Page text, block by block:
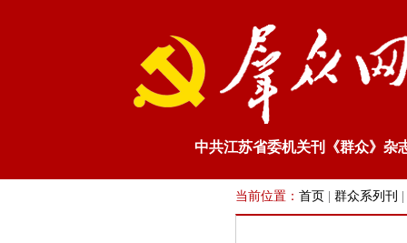
中共江苏省委机关刊《群众》杂
当前位置： 首页 群众系列刊